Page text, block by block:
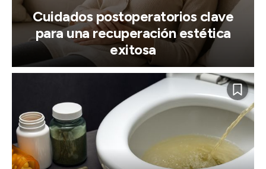
Cuidados postoperatorios clave
para una recuperación estética
exitosa